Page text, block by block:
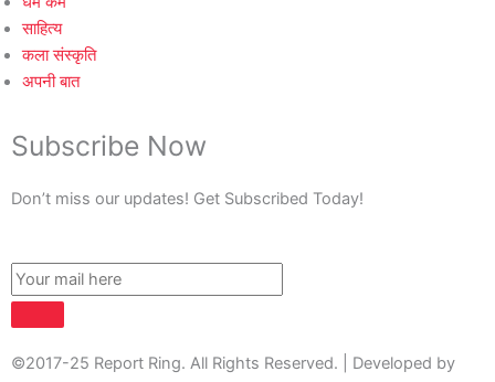
साहित्य
कला संस्कृति
अपनी बात
Subscribe Now
Don’t miss our updates! Get Subscribed Today!
©2017-25 Report Ring. All Rights Reserved. | Developed by